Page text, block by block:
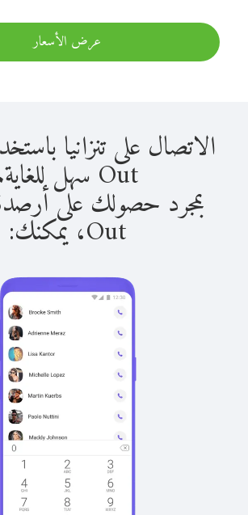
عرض الأسعار
Out سهل للغاية.
Out، يمكنك: